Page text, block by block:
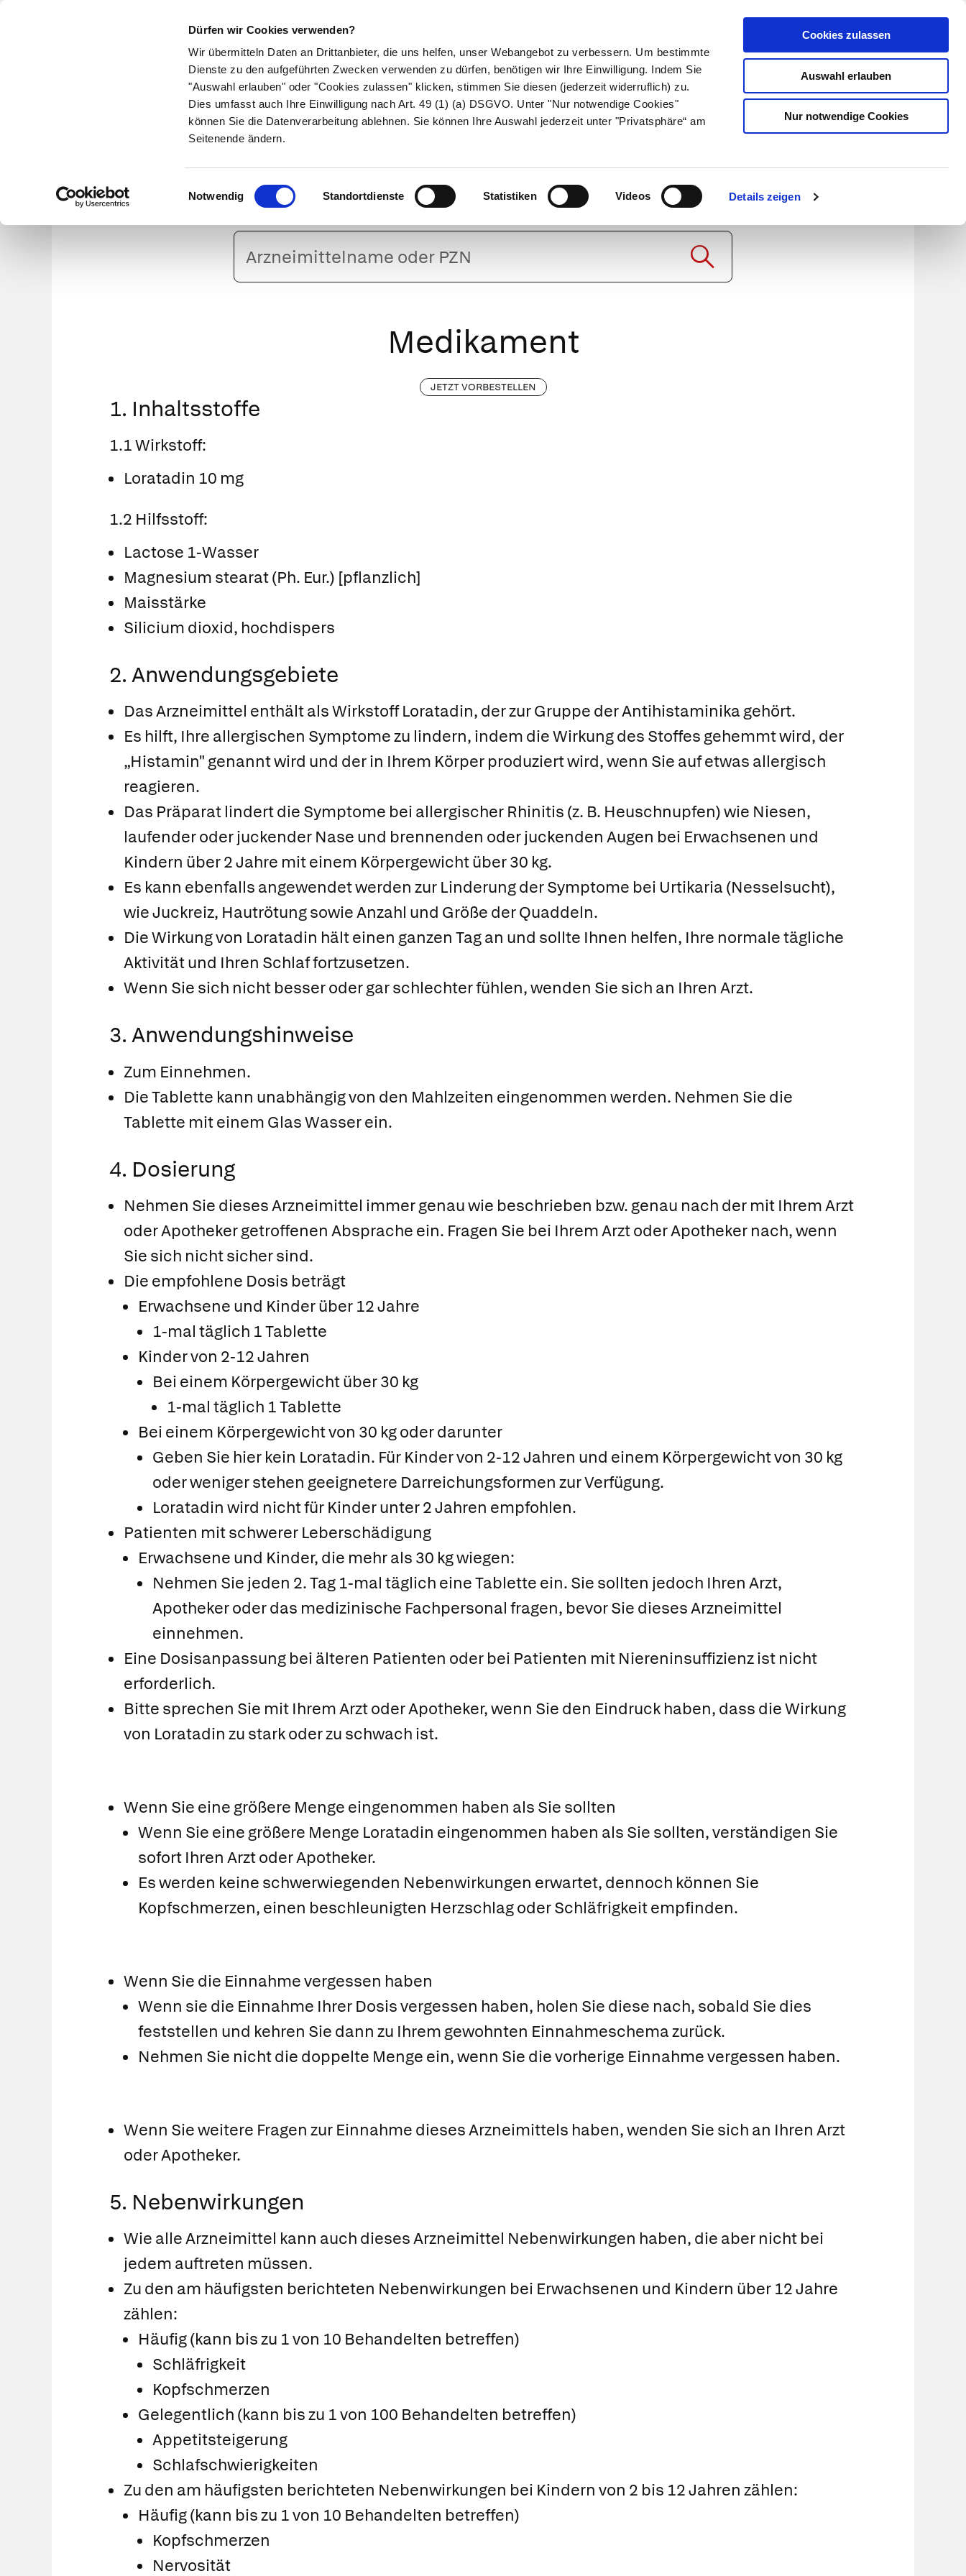
Dürfen wir Cookies verwenden?
Wir übermitteln Daten an Drittanbieter, die uns helfen, unser Webangebot zu verbessern. Um bestimmte
Dienste zu den aufgeführten Zwecken verwenden zu dürfen, benötigen wir Ihre Einwilligung. Indem Sie
"Auswahl erlauben" oder "Cookies zulassen" klicken, stimmen Sie diesen (jederzeit widerruflich) zu.
Dies umfasst auch Ihre Einwilligung nach Art. 49 (1) (a) DSGVO. Unter "Nur notwendige Cookies"
können Sie die Datenverarbeitung ablehnen. Sie können Ihre Auswahl jederzeit unter "Privatsphäre“ am
Seitenende ändern.
Einwilligungsauswahl
Notwendig Standortdienste Statistiken Videos Details zeigen
Cookies zulassen
Auswahl erlauben
Nur notwendige Cookies
Kundenlogin
Suche
Symptome Therapie Medikamente Naturheilkunde Eltern & Kind Gesund leben Über uns
Loratadin - 1A Pharma
Arzneimittelname
oder
PZN
Medikament
JETZT VORBESTELLEN
1. Inhaltsstoffe
1.1 Wirkstoff:
Loratadin 10 mg
1.2 Hilfsstoff:
Lactose 1-Wasser
Magnesium stearat (Ph. Eur.) [pflanzlich]
Maisstärke
Silicium dioxid, hochdispers
2. Anwendungsgebiete
Das Arzneimittel enthält als Wirkstoff Loratadin, der zur Gruppe der Antihistaminika gehört.
Es hilft, Ihre allergischen Symptome zu lindern, indem die Wirkung des Stoffes gehemmt wird, der
„Histamin" genannt wird und der in Ihrem Körper produziert wird, wenn Sie auf etwas allergisch
reagieren.
Das Präparat lindert die Symptome bei allergischer Rhinitis (z. B. Heuschnupfen) wie Niesen,
laufender oder juckender Nase und brennenden oder juckenden Augen bei Erwachsenen und
Kindern über 2 Jahre mit einem Körpergewicht über 30 kg.
Es kann ebenfalls angewendet werden zur Linderung der Symptome bei Urtikaria (Nesselsucht),
wie Juckreiz, Hautrötung sowie Anzahl und Größe der Quaddeln.
Die Wirkung von Loratadin hält einen ganzen Tag an und sollte Ihnen helfen, Ihre normale tägliche
Aktivität und Ihren Schlaf fortzusetzen.
Wenn Sie sich nicht besser oder gar schlechter fühlen, wenden Sie sich an Ihren Arzt.
3. Anwendungshinweise
Zum Einnehmen.
Die Tablette kann unabhängig von den Mahlzeiten eingenommen werden. Nehmen Sie die
Tablette mit einem Glas Wasser ein.
4. Dosierung
Nehmen Sie dieses Arzneimittel immer genau wie beschrieben bzw. genau nach der mit Ihrem Arzt
oder Apotheker getroffenen Absprache ein. Fragen Sie bei Ihrem Arzt oder Apotheker nach, wenn
Sie sich nicht sicher sind.
Die empfohlene Dosis beträgt
Erwachsene und Kinder über 12 Jahre
1-mal täglich 1 Tablette
Kinder von 2-12 Jahren
Bei einem Körpergewicht über 30 kg
1-mal täglich 1 Tablette
Bei einem Körpergewicht von 30 kg oder darunter
Geben Sie hier kein Loratadin. Für Kinder von 2-12 Jahren und einem Körpergewicht von 30 kg
oder weniger stehen geeignetere Darreichungsformen zur Verfügung.
Loratadin wird nicht für Kinder unter 2 Jahren empfohlen.
Patienten mit schwerer Leberschädigung
Erwachsene und Kinder, die mehr als 30 kg wiegen:
Nehmen Sie jeden 2. Tag 1-mal täglich eine Tablette ein. Sie sollten jedoch Ihren Arzt,
Apotheker oder das medizinische Fachpersonal fragen, bevor Sie dieses Arzneimittel
einnehmen.
Eine Dosisanpassung bei älteren Patienten oder bei Patienten mit Niereninsuffizienz ist nicht
erforderlich.
Bitte sprechen Sie mit Ihrem Arzt oder Apotheker, wenn Sie den Eindruck haben, dass die Wirkung
von Loratadin zu stark oder zu schwach ist.
Wenn Sie eine größere Menge eingenommen haben als Sie sollten
Wenn Sie eine größere Menge Loratadin eingenommen haben als Sie sollten, verständigen Sie
sofort Ihren Arzt oder Apotheker.
Es werden keine schwerwiegenden Nebenwirkungen erwartet, dennoch können Sie
Kopfschmerzen, einen beschleunigten Herzschlag oder Schläfrigkeit empfinden.
Wenn Sie die Einnahme vergessen haben
Wenn sie die Einnahme Ihrer Dosis vergessen haben, holen Sie diese nach, sobald Sie dies
feststellen und kehren Sie dann zu Ihrem gewohnten Einnahmeschema zurück.
Nehmen Sie nicht die doppelte Menge ein, wenn Sie die vorherige Einnahme vergessen haben.
Wenn Sie weitere Fragen zur Einnahme dieses Arzneimittels haben, wenden Sie sich an Ihren Arzt
oder Apotheker.
5. Nebenwirkungen
Wie alle Arzneimittel kann auch dieses Arzneimittel Nebenwirkungen haben, die aber nicht bei
jedem auftreten müssen.
Zu den am häufigsten berichteten Nebenwirkungen bei Erwachsenen und Kindern über 12 Jahre
zählen:
Häufig (kann bis zu 1 von 10 Behandelten betreffen)
Schläfrigkeit
Kopfschmerzen
Gelegentlich (kann bis zu 1 von 100 Behandelten betreffen)
Appetitsteigerung
Schlafschwierigkeiten
Zu den am häufigsten berichteten Nebenwirkungen bei Kindern von 2 bis 12 Jahren zählen:
Häufig (kann bis zu 1 von 10 Behandelten betreffen)
Kopfschmerzen
Nervosität